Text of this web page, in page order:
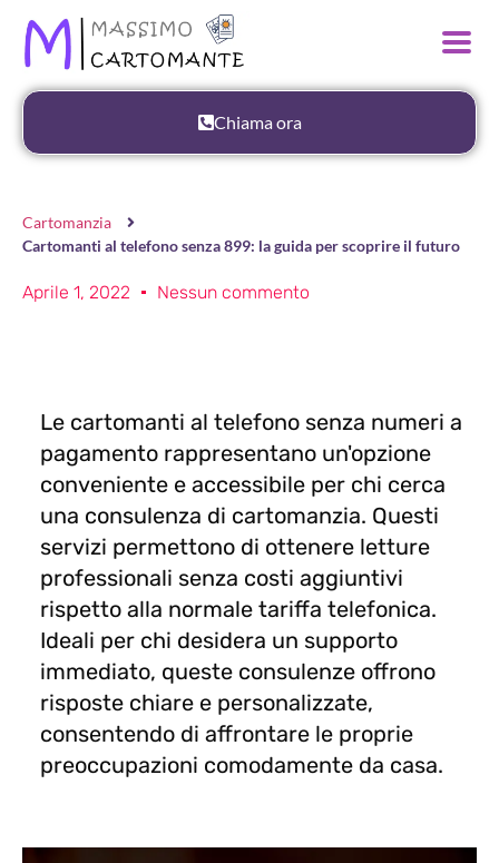
Chiama ora
Cartomanzia
Cartomanti al telefono senza 899: la guida per scoprire il futuro
Aprile 1, 2022 Nessun commento
Le cartomanti al telefono senza numeri a
pagamento rappresentano un'opzione
conveniente e accessibile per chi cerca
una consulenza di cartomanzia. Questi
servizi permettono di ottenere letture
professionali senza costi aggiuntivi
rispetto alla normale tariffa telefonica.
Ideali per chi desidera un supporto
immediato, queste consulenze offrono
risposte chiare e personalizzate,
consentendo di affrontare le proprie
preoccupazioni comodamente da casa.